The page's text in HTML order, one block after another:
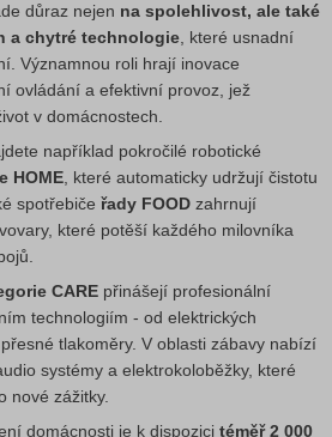
důraz nejen na spolehlivost, ale také
a chytré technologie , které usnadní
Významnou roli hrají inovace
ovládání a efektivní provoz, jež
v domácnostech.
například pokročilé robotické
HOME , které automaticky udržují čistotu
spotřebiče řady FOOD zahrnují
které potěší každého milovníka
CARE přinášejí profesionální
technologiím - od elektrických
tlakoměry. V oblasti zábavy nabízí
systémy a elektrokoloběžky, které
nové zážitky.
domácnosti je k dispozici téměř 2 000